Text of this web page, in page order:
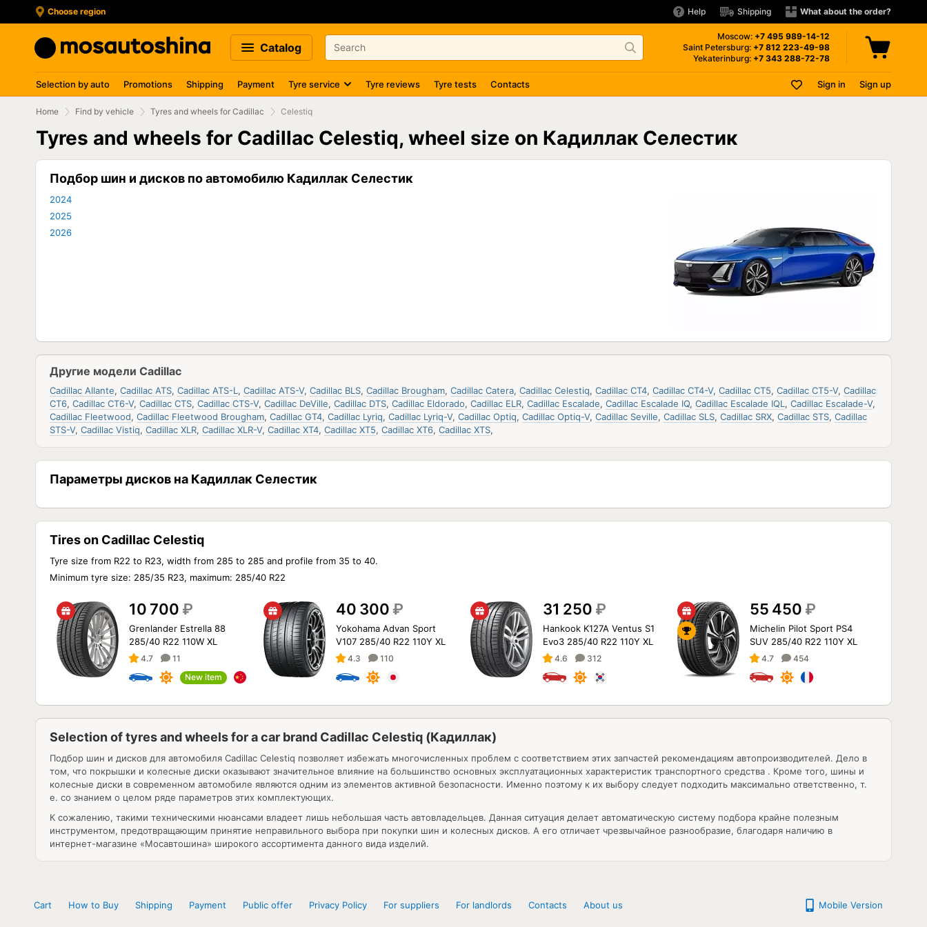
Choose region Help Shipping What about the order?
Catalog
Moscow: +7 495 989-14-12
Saint Petersburg: +7 812 223-49-98
Yekaterinburg: +7 343 288-72-78
Selection by auto Promotions Shipping Payment Tyre service Tyre reviews Tyre tests Contacts Sign in Sign up
Home Find by vehicle Tyres and wheels for Cadillac Celestiq
Tyres and wheels for Cadillac Celestiq, wheel size on Кадиллак Селестик
Подбор шин и дисков по автомобилю Кадиллак Селестик
2024
2025
2026
Другие модели Cadillac
Cadillac Allante, Cadillac ATS, Cadillac ATS-L , Cadillac ATS-V, Cadillac BLS, Cadillac Brougham, Cadillac Catera, Cadillac Celestiq, Cadillac CT4, Cadillac CT4-V, Cadillac CT5, Cadillac CT5-V, Cadillac
CT6, Cadillac CT6-V, Cadillac CTS, Cadillac CTS-V, Cadillac DeVille, Cadillac DTS, Cadillac Eldorado, Cadillac ELR, Cadillac Escalade, Cadillac Escalade IQ, Cadillac Escalade IQL , Cadillac Escalade-V,
Cadillac Fleetwood, Cadillac Fleetwood Brougham, Cadillac GT4, Cadillac Lyriq, Cadillac Lyriq-V, Cadillac Optiq, Cadillac Optiq-V, Cadillac Seville, Cadillac SLS, Cadillac SRX, Cadillac STS, Cadillac
STS-V, Cadillac Vistiq, Cadillac XLR, Cadillac XLR-V, Cadillac XT4, Cadillac XT5, Cadillac XT6, Cadillac XTS,
Параметры дисков на Кадиллак Селестик
Tires on Cadillac Celestiq
Tyre size from R22 to R23, width from 285 to 285 and profile from 35 to 40.
Minimum tyre size: 285/35 R23, maximum: 285/40 R22
10 700 ₽
Grenlander Estrella 88
285/40 R22 110W XL
4.7
11
New item
40 300 ₽
Yokohama Advan Sport
V107 285/40 R22 110Y XL
4.3 110
31 250 ₽
Hankook K127A Ventus S1
Evo3 285/40 R22 110Y XL
4.6 312
55 450 ₽
Michelin Pilot Sport PS4
SUV 285/40 R22 110Y XL
4.7 454
Selection of tyres and wheels for a car brand Cadillac Celestiq (Кадиллак)
Подбор шин и дисков для автомобиля Cadillac Celestiq позволяет избежать многочисленных проблем с соответствием этих запчастей рекомендациям автопроизводителей. Дело в
том, что покрышки и колесные диски оказывают значительное влияние на большинство основных эксплуатационных характеристик транспортного средства . Кроме того, шины и
колесные диски в современном автомобиле являются одним из элементов активной безопасности. Именно поэтому к их выбору следует подходить максимально ответственно, т.
е. со знанием о целом ряде параметров этих комплектующих.
К сожалению, такими техническими нюансами владеет лишь небольшая часть автовладельцев. Данная ситуация делает автоматическую систему подбора крайне полезным
инструментом, предотвращающим принятие неправильного выбора при покупки шин и колесных дисков. А его отличает чрезвычайное разнообразие, благодаря наличию в
интернет-магазине «Мосавтошина» широкого ассортимента данного вида изделий.
Cart How to Buy Shipping Payment Public offer Privacy Policy For suppliers For landlords Contacts About us Mobile Version